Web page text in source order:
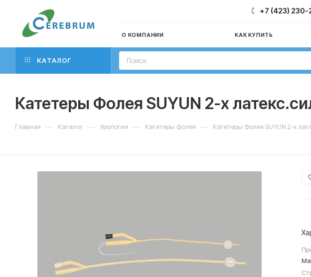
+7 (423)
О КОМПАНИИ КАК КУПИТЬ
КАТАЛОГ
Катетеры Фолея SUYUN 2-х
Главная — Каталог — Урология — Катетеры Фолея — Катетеры Фолея SUYUN 2-х